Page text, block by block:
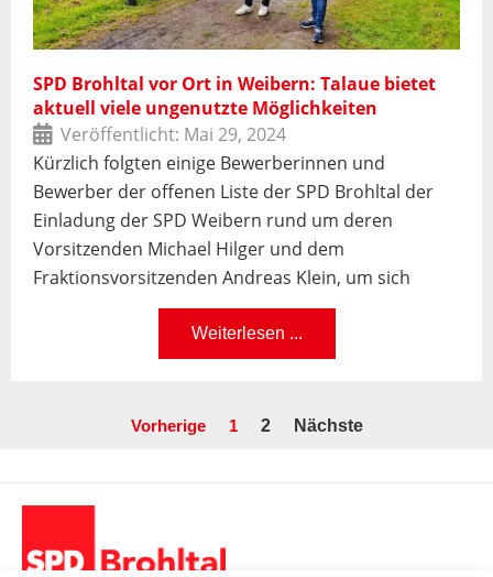
SPD Brohltal vor Ort in Weibern: Talaue bietet
aktuell viele ungenutzte Möglichkeiten
Veröffentlicht: Mai 29, 2024
Kürzlich folgten einige Bewerberinnen und
Bewerber der offenen Liste der SPD Brohltal der
Einladung der SPD Weibern rund um deren
Vorsitzenden Michael Hilger und dem
Fraktionsvorsitzenden Andreas Klein, um sich
Weiterlesen ...
Vorherige 1 2 Nächste